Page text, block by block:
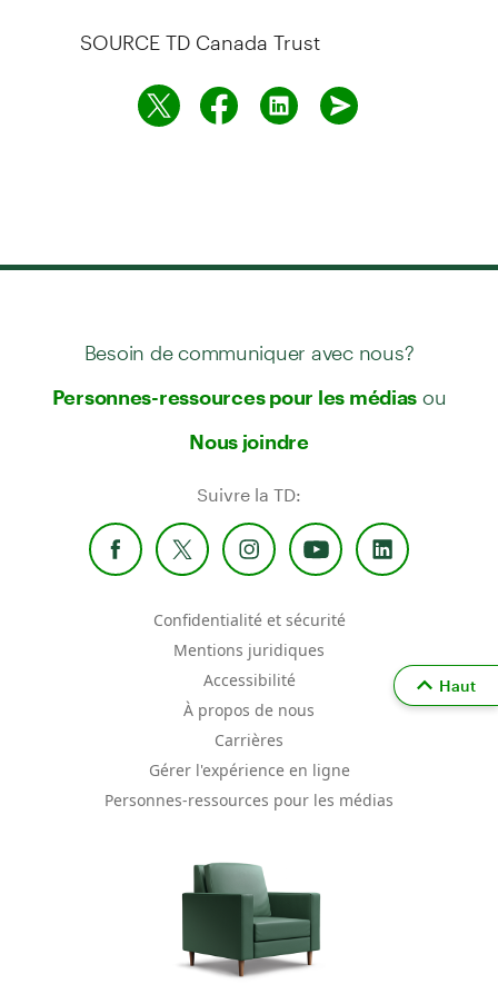
SOURCE TD Canada Trust
Besoin de communiquer avec nous?
Personnes-ressources pour les médias ou
Nous joindre
Suivre la TD:
Confidentialité et sécurité
Mentions juridiques
Accessibilité
À propos de nous
Carrières
Gérer l'expérience en ligne
Personnes-ressources pour les médias
Haut